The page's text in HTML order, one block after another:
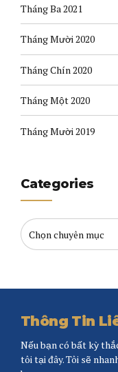
Tháng Ba 2021
Tháng Mười 2020
Tháng Chín 2020
Tháng Một 2020
Tháng Mười 2019
Categories
Thông Tin
Nếu bạn có bất kỳ
tôi tại đây. Tôi sẽ